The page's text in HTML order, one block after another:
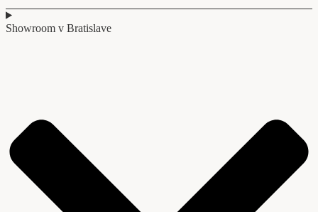
Showroom v Bratislave